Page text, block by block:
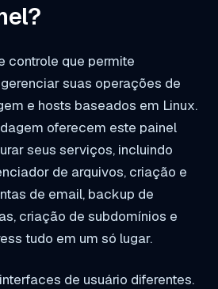
controle que permite
suas operações de
e hosts baseados em Linux.
oferecem este painel
seus serviços, incluindo
de arquivos, criação e
de email, backup de
criação de subdomínios e
tudo em um só lugar.
de usuário diferentes.